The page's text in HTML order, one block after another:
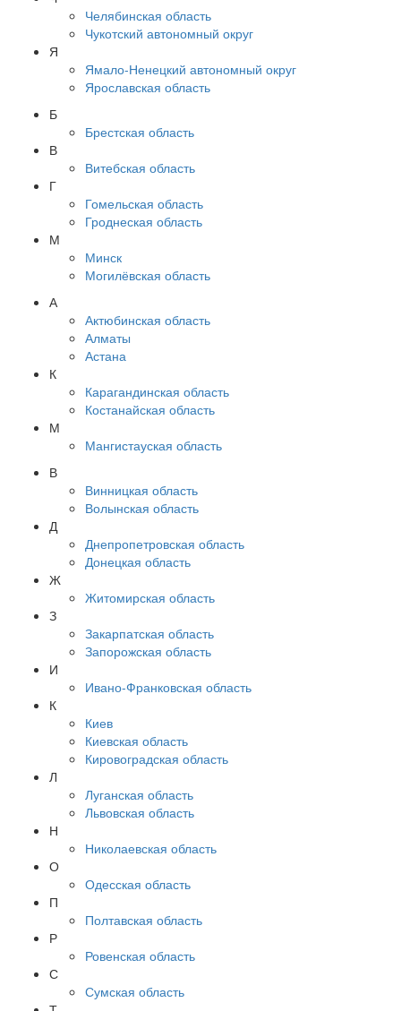
Челябинская область
Чукотский автономный округ
Я
Ямало-Ненецкий автономный округ
Ярославская область
Б
Брестская область
В
Витебская область
Г
Гомельская область
Гроднеская область
М
Минск
Могилёвская область
А
Актюбинская область
Алматы
Астана
К
Карагандинская область
Костанайская область
М
Мангистауская область
В
Винницкая область
Волынская область
Д
Днепропетровская область
Донецкая область
Ж
Житомирская область
З
Закарпатская область
Запорожская область
И
Ивано-Франковская область
К
Киев
Киевская область
Кировоградская область
Л
Луганская область
Львовская область
Н
Николаевская область
О
Одесская область
П
Полтавская область
Р
Ровенская область
С
Сумская область